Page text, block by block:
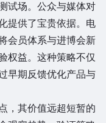
试场。公众与媒体对
提供了宝贵依据。电
会员体系与进博会新
权益。这种策略不仅
早期反馈优化产品与
，其价值远超短暂的